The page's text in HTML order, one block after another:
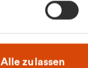
Alle zulassen